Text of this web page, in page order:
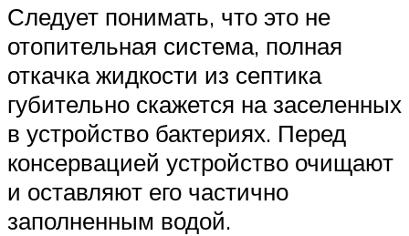
Следует понимать, что это не
отопительная система, полная
откачка жидкости из септика
губительно скажется на заселенных
в устройство бактериях. Перед
консервацией устройство очищают
и оставляют его частично
заполненным водой.